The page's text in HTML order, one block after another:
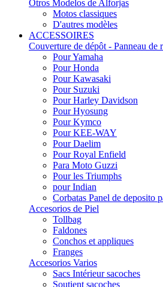
Otros Modelos de Alforjas
Motos classiques
D'autres modèles
ACCESSOIRES
Couverture de dépôt - Panneau de
Pour Yamaha
Pour Honda
Pour Kawasaki
Pour Suzuki
Pour Harley Davidson
Pour Hyosung
Pour Kymco
Pour KEE-WAY
Pour Daelim
Pour Royal Enfield
Para Moto Guzzi
Pour les Triumphs
pour Indian
Corbatas Panel de deposito
Accesorios de Piel
Tollbag
Faldones
Conchos et appliques
Franges
Accesorios Varios
Sacs Intérieur sacoches
Soutient sacoches